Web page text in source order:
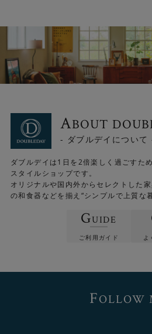
ABOUT
- ダブルデイについて
ダブルデイは1日を2倍楽しく過ごすた
スタイルショップです。
オリジナルや国内外からセレクトした
の和食器などを揃え“シンプルで上質な
GUIDE
ご利用ガイド よ
FOLLOW